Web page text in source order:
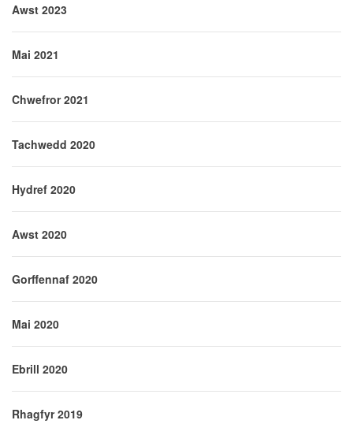
Awst 2023
Mai 2021
Chwefror 2021
Tachwedd 2020
Hydref 2020
Awst 2020
Gorffennaf 2020
Mai 2020
Ebrill 2020
Rhagfyr 2019